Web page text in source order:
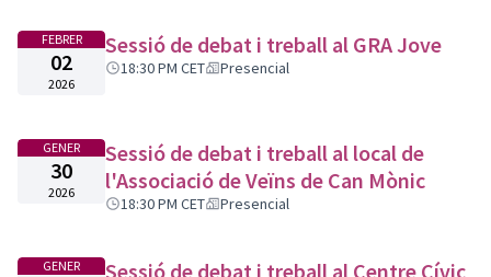
FEBRER
02
2026
Sessió de debat i treball al GRA Jove
18:30 PM CET Presencial
GENER
30
2026
Sessió de debat i treball al local de
l'Associació de Veïns de Can Mònic
18:30 PM CET Presencial
GENER
Sessió de debat i treball al Centre Cívic